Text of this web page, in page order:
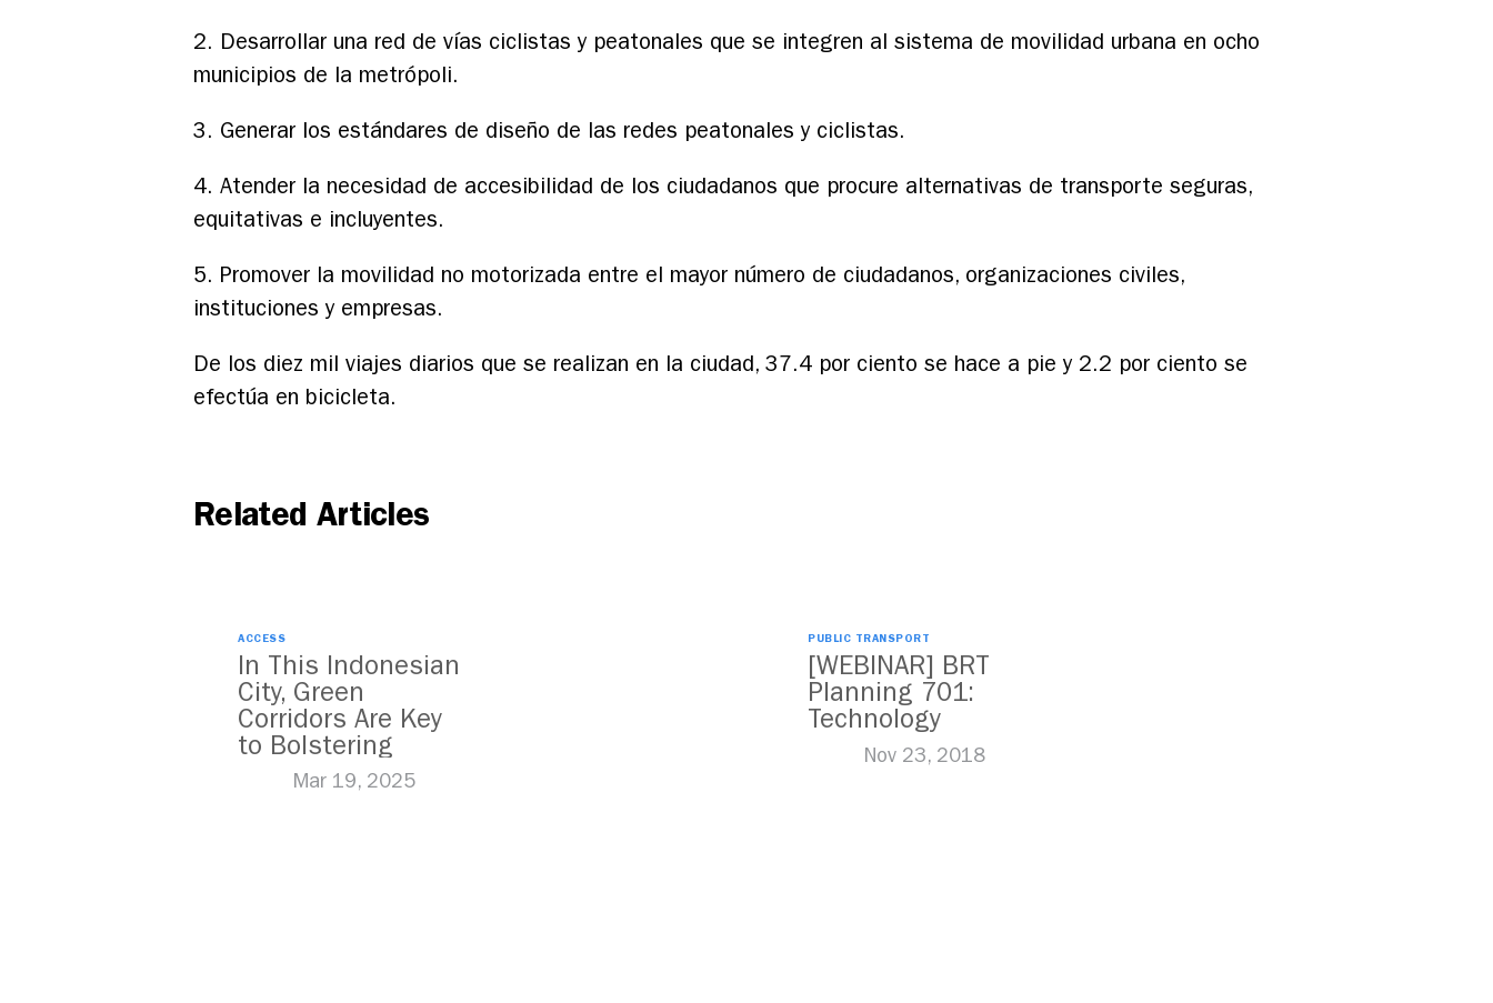
2. Desarrollar una red de vías ciclistas y peatonales que se integren al sistema de movilidad urbana en ocho
municipios de la metrópoli.
3. Generar los estándares de diseño de las redes peatonales y ciclistas.
4. Atender la necesidad de accesibilidad de los ciudadanos que procure alternativas de transporte seguras,
equitativas e incluyentes.
5. Promover la movilidad no motorizada entre el mayor número de ciudadanos, organizaciones civiles,
instituciones y empresas.
De los diez mil viajes diarios que se realizan en la ciudad, 37.4 por ciento se hace a pie y 2.2 por ciento se
efectúa en bicicleta.
Related Articles
ACCESS
In This Indonesian
City, Green
Corridors Are Key
to Bolstering
Public Transit
Mar 19, 2025
PUBLIC TRANSPORT
[WEBINAR] BRT
Planning 701:
Technology
Nov 23, 2018